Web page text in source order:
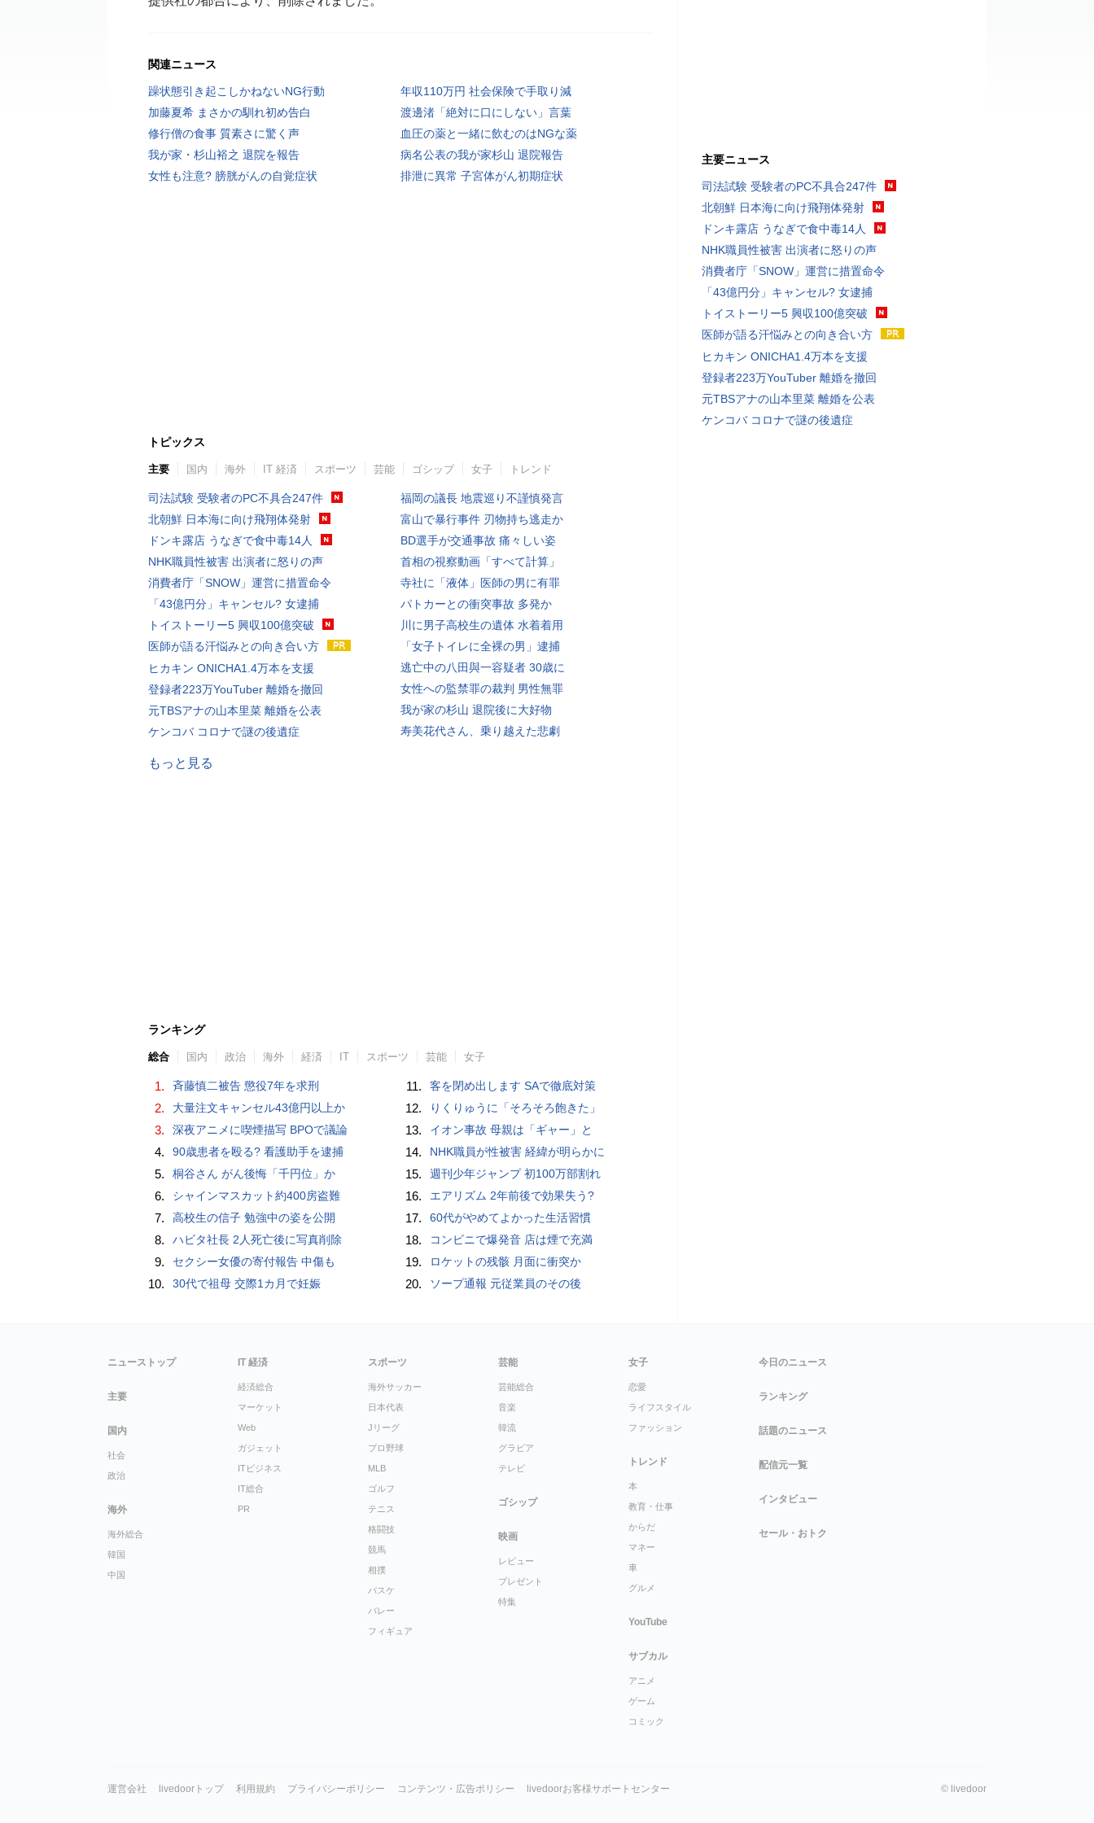
関連ニュース
躁状態引き起こしかねないNG行動
年収110万円 社会保険で手取り減
加藤夏希 まさかの馴れ初め告白
渡邊渚「絶対に口にしない」言葉
修行僧の食事 質素さに驚く声
血圧の薬と一緒に飲むのはNGな薬
我が家・杉山裕之 退院を報告
病名公表の我が家杉山 退院報告
女性も注意? 膀胱がんの自覚症状
排泄に異常 子宮体がん初期症状
トピックス
主要 国内 海外 IT 経済 スポーツ 芸能 ゴシップ 女子 トレンド
司法試験 受験者のPC不具合247件
北朝鮮 日本海に向け飛翔体発射
ドンキ露店 うなぎで食中毒14人
NHK職員性被害 出演者に怒りの声
消費者庁「SNOW」運営に措置命令
「43億円分」キャンセル? 女逮捕
トイストーリー5 興収100億突破
医師が語る汗悩みとの向き合い方
ヒカキン ONICHA1.4万本を支援
登録者223万YouTuber 離婚を撤回
元TBSアナの山本里菜 離婚を公表
ケンコバ コロナで謎の後遺症
福岡の議長 地震巡り不謹慎発言
富山で暴行事件 刃物持ち逃走か
BD選手が交通事故 痛々しい姿
首相の視察動画「すべて計算」
寺社に「液体」医師の男に有罪
パトカーとの衝突事故 多発か
川に男子高校生の遺体 水着着用
「女子トイレに全裸の男」逮捕
逃亡中の八田與一容疑者 30歳に
女性への監禁罪の裁判 男性無罪
我が家の杉山 退院後に大好物
寿美花代さん、乗り越えた悲劇
もっと見る
ランキング
総合 国内 政治 海外 経済 IT スポーツ 芸能 女子
1. 斉藤慎二被告 懲役7年を求刑
2. 大量注文キャンセル43億円以上か
3. 深夜アニメに喫煙描写 BPOで議論
4. 90歳患者を殴る? 看護助手を逮捕
5. 桐谷さん がん後悔「千円位」か
6. シャインマスカット約400房盗難
7. 高校生の信子 勉強中の姿を公開
8. ハビタ社長 2人死亡後に写真削除
9. セクシー女優の寄付報告 中傷も
10. 30代で祖母 交際1カ月で妊娠
11. 客を閉め出します SAで徹底対策
12. りくりゅうに「そろそろ飽きた」
13. イオン事故 母親は「ギャー」と
14. NHK職員が性被害 経緯が明らかに
15. 週刊少年ジャンプ 初100万部割れ
16. エアリズム 2年前後で効果失う?
17. 60代がやめてよかった生活習慣
18. コンビニで爆発音 店は煙で充満
19. ロケットの残骸 月面に衝突か
20. ソープ通報 元従業員のその後
主要ニュース
司法試験 受験者のPC不具合247件
北朝鮮 日本海に向け飛翔体発射
ドンキ露店 うなぎで食中毒14人
NHK職員性被害 出演者に怒りの声
消費者庁「SNOW」運営に措置命令
「43億円分」キャンセル? 女逮捕
トイストーリー5 興収100億突破
医師が語る汗悩みとの向き合い方
ヒカキン ONICHA1.4万本を支援
登録者223万YouTuber 離婚を撤回
元TBSアナの山本里菜 離婚を公表
ケンコバ コロナで謎の後遺症
ニューストップ
主要
国内
社会
政治
海外
海外総合
韓国
中国
IT 経済
経済総合
マーケット
Web
ガジェット
ITビジネス
IT総合
PR
スポーツ
海外サッカー
日本代表
Jリーグ
プロ野球
MLB
ゴルフ
テニス
格闘技
競馬
相撲
バスケ
バレー
フィギュア
芸能
芸能総合
音楽
韓流
グラビア
テレビ
ゴシップ
映画
レビュー
プレゼント
特集
女子
恋愛
ライフスタイル
ファッション
トレンド
本
教育・仕事
からだ
マネー
車
グルメ
YouTube
サブカル
アニメ
ゲーム
コミック
今日のニュース
ランキング
話題のニュース
配信元一覧
インタビュー
セール・おトク
運営会社 livedoorトップ 利用規約 プライバシーポリシー コンテンツ・広告ポリシー livedoorお客様サポートセンター © livedoor